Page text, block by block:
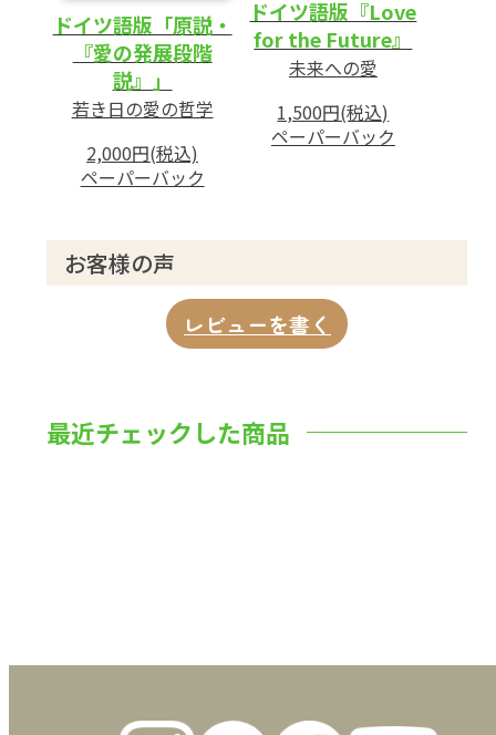
ドイツ語版「原説・
『愛の発展段階
説』」
若き日の愛の哲学
2,000円(税込)
ペーパーバック
ドイツ語版『Love
for the Future』
未来への愛
1,500円(税込)
ペーパーバック
お客様の声
レビューを書く
最近チェックした商品